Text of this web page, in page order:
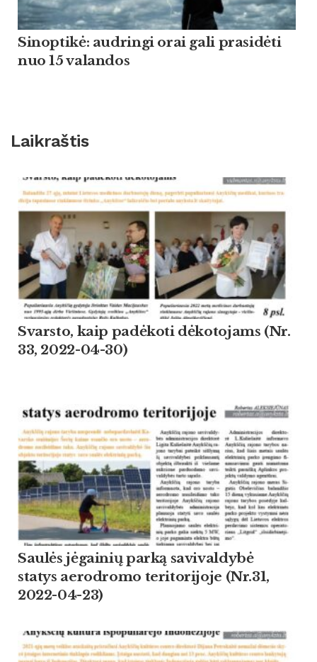
Sinoptikė: audringi orai gali prasidėti
nuo 15 valandos
Laikraštis
Svarsto, kaip padėkoti dėkotojams (Nr.
33, 2022-04-30)
Saulės jėgainių parką savivaldybė
statys aerodromo teritorijoje (Nr.31,
2022-04-23)